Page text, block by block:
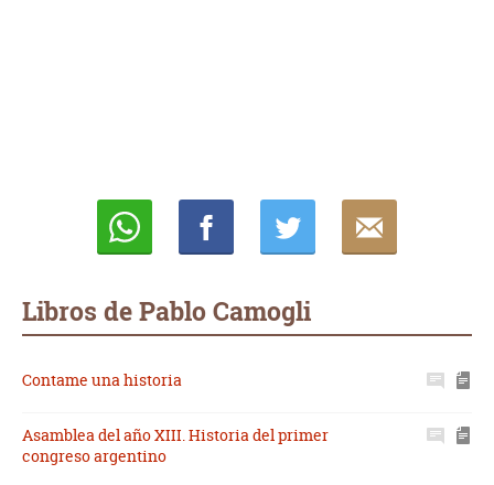
Libros de Pablo Camogli
Contame una historia
Asamblea del año XIII. Historia del primer
congreso argentino